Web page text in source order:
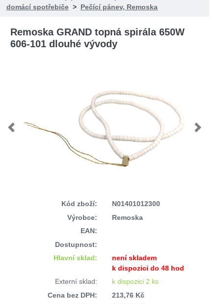
domácí spotřebiče> Pečící pánev, Remoska
Remoska GRAND topná spirála 650W
606-101 dlouhé vývody
Previous Next
Kód zboží:
N01401012300
Výrobce:
Remoska
EAN:
Dostupnost:
Hlavní sklad:
není skladem
k dispozici do 48 hod
Externí sklad:
k dispozici 2 ks
Cena bez DPH:
213,76 Kč